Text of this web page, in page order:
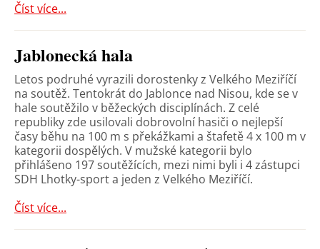
Číst více...
Jablonecká hala
Letos podruhé vyrazili dorostenky z Velkého Meziříčí
na soutěž. Tentokrát do Jablonce nad Nisou, kde se v
hale soutěžilo v běžeckých disciplínách. Z celé
republiky zde usilovali dobrovolní hasiči o nejlepší
časy běhu na 100 m s překážkami a štafetě 4 x 100 m v
kategorii dospělých. V mužské kategorii bylo
přihlášeno 197 soutěžících, mezi nimi byli i 4 zástupci
SDH Lhotky-sport a jeden z Velkého Meziříčí.
Číst více...